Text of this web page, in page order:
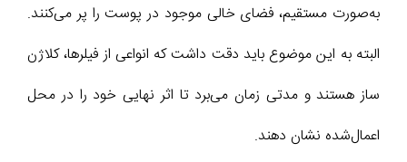
به‌صورت مستقیم، فضای خالی موجود در پوست را پر می‌کنند.
البته به این موضوع باید دقت داشت که انواعی از فیلرها، کلاژن
ساز هستند و مدتی زمان می‌برد تا اثر نهایی خود را در محل
اعمال‌شده نشان دهند.